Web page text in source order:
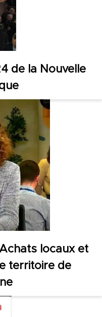
de la Nouvelle
locaux et
territoire de